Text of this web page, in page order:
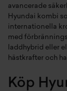
avancerade
Hyundai kombi
internationella
med
laddhybrid eller
hästkrafter och
Köp